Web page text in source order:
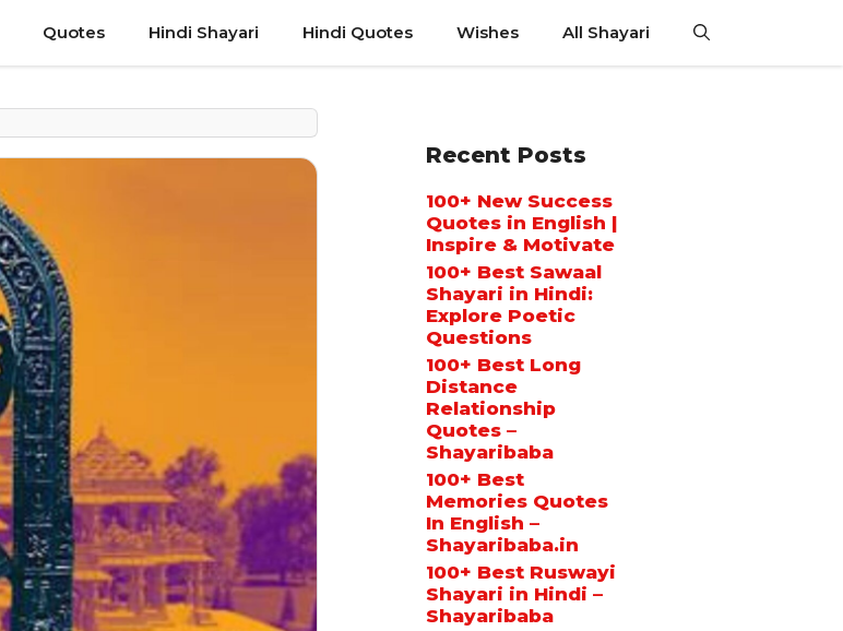
Quotes Hindi Shayari Hindi Quotes Wishes All Shayari
Recent Posts
100+ New Success
Quotes in English |
Inspire & Motivate
100+ Best Sawaal
Shayari in Hindi:
Explore Poetic
Questions
100+ Best Long
Distance
Relationship
Quotes –
Shayaribaba
100+ Best
Memories Quotes
In English –
Shayaribaba.in
100+ Best Ruswayi
Shayari in Hindi –
Shayaribaba